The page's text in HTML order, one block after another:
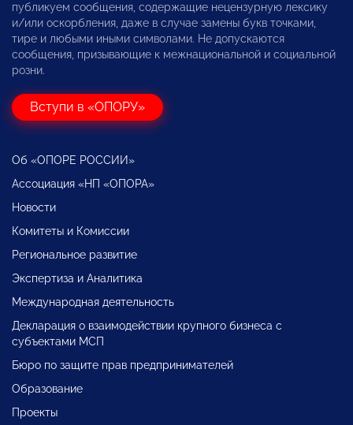
публикуем сообщения, содержащие нецензурную лексику
и/или оскорбления, даже в случае замены букв точками,
тире и любыми иными символами. Не допускаются
сообщения, призывающие к межнациональной и социальной
розни.
Вступи в «ОПОРУ»
Об «ОПОРЕ РОССИИ»
Ассоциация «НП «ОПОРА»
Новости
Комитеты и Комиссии
Региональное развитие
Экспертиза и Аналитика
Международная деятельность
Декларация о взаимодействии крупного бизнеса с
субъектами МСП
Бюро по защите прав предпринимателей
Образование
Проекты